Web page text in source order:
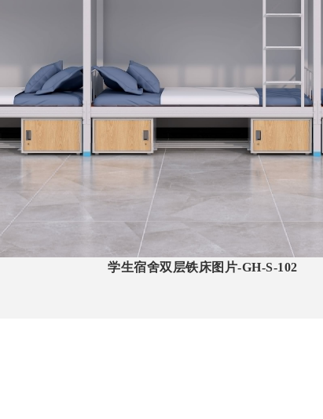
学生宿舍双层铁床图片-GH-S-102